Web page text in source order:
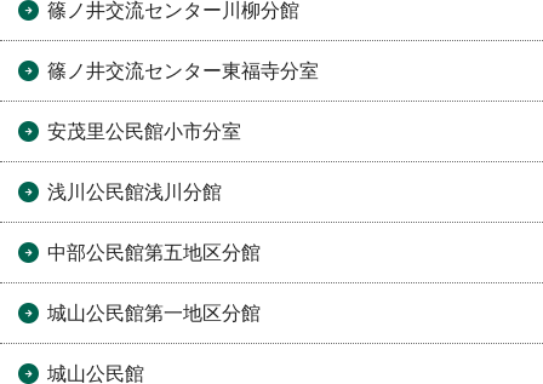
篠ノ井交流センター川柳分館
篠ノ井交流センター東福寺分室
安茂里公民館小市分室
浅川公民館浅川分館
中部公民館第五地区分館
城山公民館第一地区分館
城山公民館